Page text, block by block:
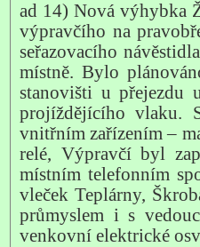
ad 14) Nová výhybka
výpravčího na
seřazovacího
místně. Bylo
stanovišti u přejezdu
projíždějícího vlaku.
vnitřním zařízením –
relé, Výpravčí byl
místním telefonním
vleček Teplárny,
průmyslem i s
venkovní elektrické